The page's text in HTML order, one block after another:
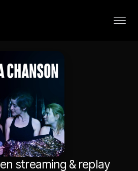
en streaming & replay